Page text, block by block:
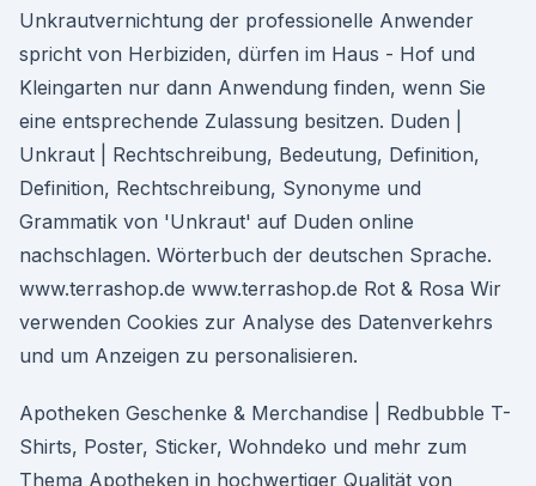
Unkrautvernichtung der professionelle Anwender
spricht von Herbiziden, dürfen im Haus - Hof und
Kleingarten nur dann Anwendung finden, wenn Sie
eine entsprechende Zulassung besitzen. Duden |
Unkraut | Rechtschreibung, Bedeutung, Definition,
Definition, Rechtschreibung, Synonyme und
Grammatik von 'Unkraut' auf Duden online
nachschlagen. Wörterbuch der deutschen Sprache.
www.terrashop.de www.terrashop.de Rot & Rosa Wir
verwenden Cookies zur Analyse des Datenverkehrs
und um Anzeigen zu personalisieren.
Apotheken Geschenke & Merchandise | Redbubble T-
Shirts, Poster, Sticker, Wohndeko und mehr zum
Thema Apotheken in hochwertiger Qualität von